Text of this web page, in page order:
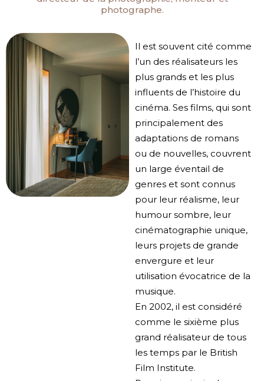
photographe.
Il est souvent cité comme
l’un des réalisateurs les
plus grands et les plus
influents de l’histoire du
cinéma. Ses films, qui sont
principalement des
adaptations de romans
ou de nouvelles, couvrent
un large éventail de
genres et sont connus
pour leur réalisme, leur
humour sombre, leur
cinématographie unique,
leurs projets de grande
envergure et leur
utilisation évocatrice de la
musique.
En 2002, il est considéré
comme le sixième plus
grand réalisateur de tous
les temps par le British
Film Institute.